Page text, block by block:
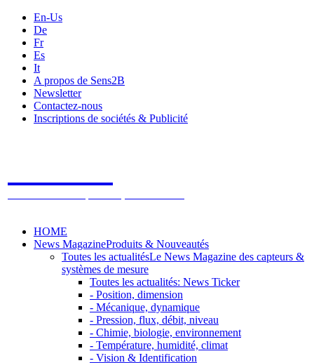
En-Us
De
Fr
Es
It
A propos de Sens2B
Newsletter
Contactez-nous
Inscriptions de sociétés & Publicité
HOME
News MagazineProduits & Nouveautés
Toutes les actualitésLe News Magazine des capteurs &
systèmes de mesure
Toutes les actualités: News Ticker
- Position, dimension
- Mécanique, dynamique
- Pression, flux, débit, niveau
- Chimie, biologie, environnement
- Température, humidité, climat
- Vision & Identification